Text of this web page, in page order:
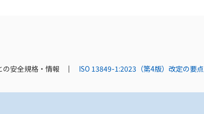
の安全規格・情報 ISO 13849-1:2023（第4版）改定の要点